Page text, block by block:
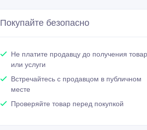
Покупайте безопасно
Не платите продавцу до получения
или услуги
Встречайтесь с продавцом в публичном
месте
Проверяйте товар перед покупкой